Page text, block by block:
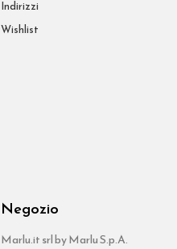
Indirizzi
Wishlist
Negozio
Marlu.it srl by Marlu S.p.A.